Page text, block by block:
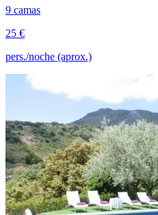
9 camas
25 €
pers./noche (aprox.)